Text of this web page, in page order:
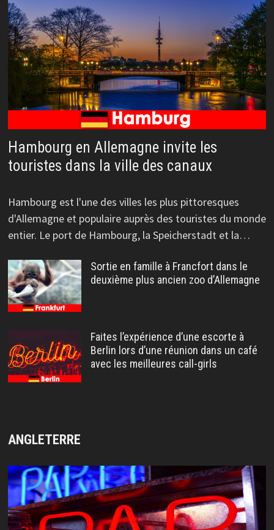
Hambourg en Allemagne invite les
touristes dans la ville des canaux
Hambourg est l'une des villes les plus pittoresques
d'Allemagne et populaire auprès des touristes du monde
entier. Le port de Hambourg, la Speicherstadt et la…
Sortie en famille à Francfort dans le
deuxième plus ancien zoo d’Allemagne
Faites l’expérience d’une escorte à
Berlin lors d’une réunion dans un café
avec les meilleures call-girls
ANGLETERRE